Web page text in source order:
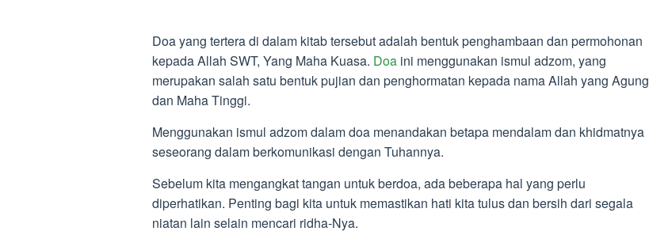
Doa yang tertera di dalam kitab tersebut adalah bentuk penghambaan dan permohonan
kepada Allah SWT, Yang Maha Kuasa. Doa ini menggunakan ismul adzom, yang
merupakan salah satu bentuk pujian dan penghormatan kepada nama Allah yang Agung
dan Maha Tinggi.
Menggunakan ismul adzom dalam doa menandakan betapa mendalam dan khidmatnya
seseorang dalam berkomunikasi dengan Tuhannya.
Sebelum kita mengangkat tangan untuk berdoa, ada beberapa hal yang perlu
diperhatikan. Penting bagi kita untuk memastikan hati kita tulus dan bersih dari segala
niatan lain selain mencari ridha-Nya.